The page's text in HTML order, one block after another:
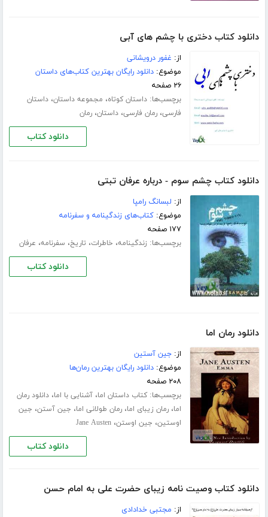
دانلود کتاب دختری با چشم های آبی
از: غفور درویشانی
موضوع:دانلود رایگان بهترین کتاب‌های داستان
۲۶ صفحه
برچسب‌ها:داستان کوتاه، مجموعه داستان،داستان
فارسی،رمان فارسی،داستان،رمان
دانلود کتاب
دانلود کتاب چشم سوم - درباره عرفان تبتی
از: لبسانگ رامپا
موضوع:کتاب‌های زندگینامه و سفرنامه
۱۷۷ صفحه
برچسب‌ها: زندگینامه، خاطرات، تاریخ، سفرنامه، عرفان
دانلود کتاب
دانلود رمان اما
از:جین آستین
موضوع:دانلود رایگان بهترین رمان‌ها
۲۰۸ صفحه
برچسب‌ها:کتاب داستان اما،آشنایی با اما،دانلود رمان
اما،رمان زیبای اما،رمان طولانی اما، جین آستن، جین
اوستین، جین اوستن،Jane Austen
دانلود کتاب
دانلود کتاب وصیت نامه زیبای حضرت علی به امام حسن
از: مجتبی خدادادی